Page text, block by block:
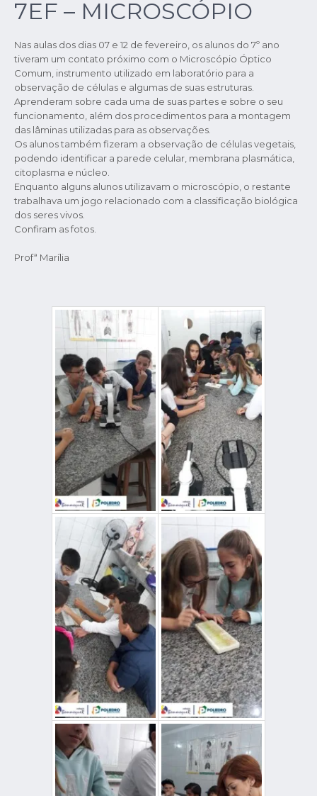
7EF – MICROSCÓPIO
Nas aulas dos dias 07 e 12 de fevereiro, os alunos do 7º ano
tiveram um contato próximo com o Microscópio Óptico
Comum, instrumento utilizado em laboratório para a
observação de células e algumas de suas estruturas.
Aprenderam sobre cada uma de suas partes e sobre o seu
funcionamento, além dos procedimentos para a montagem
das lâminas utilizadas para as observações.
Os alunos também fizeram a observação de células vegetais,
podendo identificar a parede celular, membrana plasmática,
citoplasma e núcleo.
Enquanto alguns alunos utilizavam o microscópio, o restante
trabalhava um jogo relacionado com a classificação biológica
dos seres vivos.
Confiram as fotos.
Profª Marília